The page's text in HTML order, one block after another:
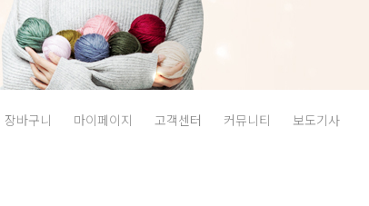
장바구니 마이페이지 고객센터 커뮤니티 보도기사